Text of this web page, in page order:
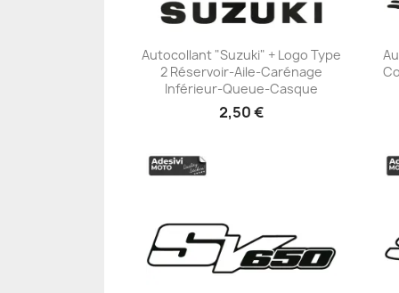
+23
Autocollant "Suzuki" + Logo Type
2 Réservoir-Aile-Carénage
Inférieur-Queue-Casque
2,50 €